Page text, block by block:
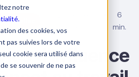
notre
des cookies, vos
pas suivies lors de votre
cookie sera utilisé dans
se souvenir de ne pas
6
min.
d’influence